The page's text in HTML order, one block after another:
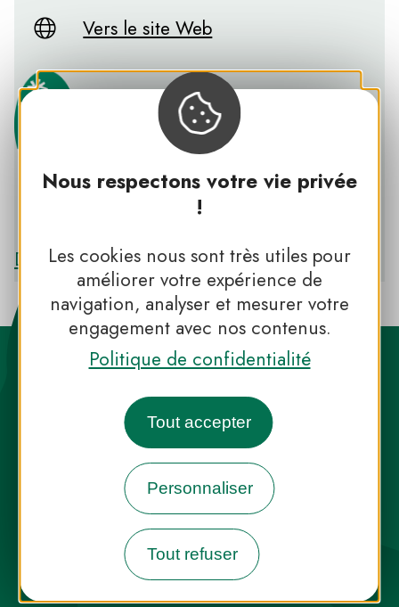
Nous respectons votre vie privée
!
Les cookies nous sont très utiles pour
améliorer votre expérience de
navigation, analyser et mesurer votre
engagement avec nos contenus.
Politique de confidentialité
Tout accepter
Personnaliser
Tout refuser
Vers le site Web
Découvrir le PNR DU VERDON
Destination Parcs, de l’inspiration en
toute saison
INFOS PRESSEFAQNOUS CONTACTER
NEWSLETTER